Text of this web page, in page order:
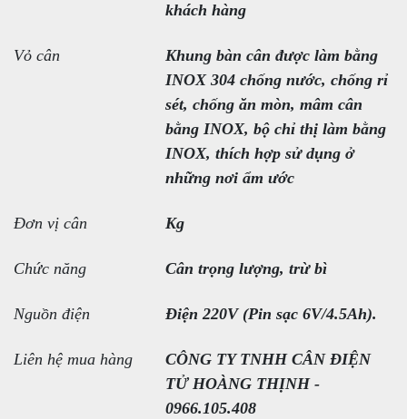
khách hàng
Vỏ cân
Khung bàn cân được làm bằng
INOX 304 chống nước, chống rỉ
sét, chống ăn mòn, mâm cân
bằng INOX, bộ chỉ thị làm bằng
INOX, thích hợp sử dụng ở
những nơi ẩm ước
Đơn vị cân Kg
Chức năng Cân trọng lượng, trừ bì
Nguồn điện Điện 220V (Pin sạc 6V/4.5Ah).
Liên hệ mua hàng
CÔNG TY TNHH CÂN ĐIỆN
TỬ HOÀNG THỊNH -
0966.105.408